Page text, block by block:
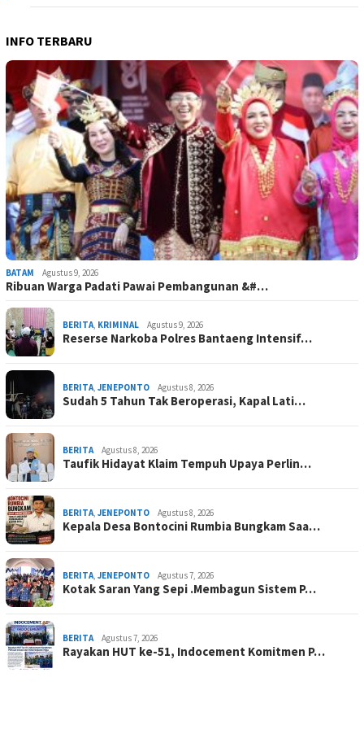
INFO TERBARU
BATAM Agustus 9, 2026
Ribuan Warga Padati Pawai Pembangunan &#…
BERITA KRIMINAL Agustus 9, 2026
Reserse Narkoba Polres Bantaeng Intensif…
BERITA JENEPONTO Agustus 8, 2026
Sudah 5 Tahun Tak Beroperasi, Kapal Lati…
BERITA Agustus 8, 2026
Taufik Hidayat Klaim Tempuh Upaya Perlin…
BERITA JENEPONTO Agustus 8, 2026
Kepala Desa Bontocini Rumbia Bungkam Saa…
BERITA JENEPONTO Agustus 7, 2026
Kotak Saran Yang Sepi .Membagun Sistem P…
BERITA Agustus 7, 2026
Rayakan HUT ke-51, Indocement Komitmen P…